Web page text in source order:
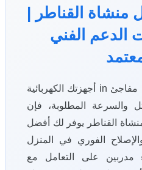
منشاة القناطر |
الدعم الفني
إذا كنت تواجه أي عطل مفاجئ in أجهزتك الكهربائية
والسرعة المطلوبة، فإن
القناطر يوفر لك أفضل
الفوري في المنزل
مدربين على التعامل مع